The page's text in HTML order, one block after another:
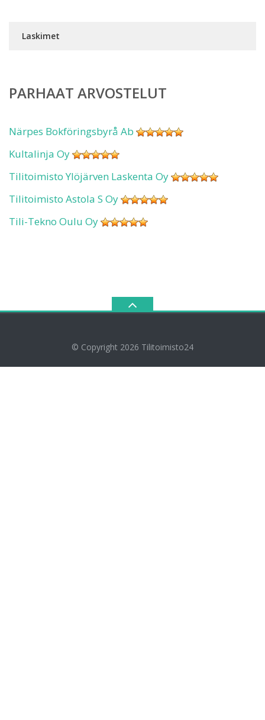
Laskimet
PARHAAT ARVOSTELUT
Närpes Bokföringsbyrå Ab
Kultalinja Oy
Tilitoimisto Ylöjärven Laskenta Oy
Tilitoimisto Astola S Oy
Tili-Tekno Oulu Oy
© Copyright 2026 Tilitoimisto24